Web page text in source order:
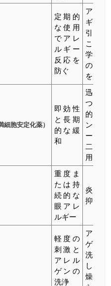
定期的
な使用
でアレ
ルギー
反応を
防ぐ
アレル
ギーを
引き起
こす化
学物質
の放出
を防止
胞安定化薬）
即効性
と長期
的な緩
和
迅速か
つ持続
的なコ
ントロ
ールの
二重作
用
重度ま
たは持
続的な
眼アレ
ルギー
炎症を
抑える
軽度の
刺激と
アレル
ゲンの
洗浄
アレル
ゲンを
洗い流
し、乾
燥を和